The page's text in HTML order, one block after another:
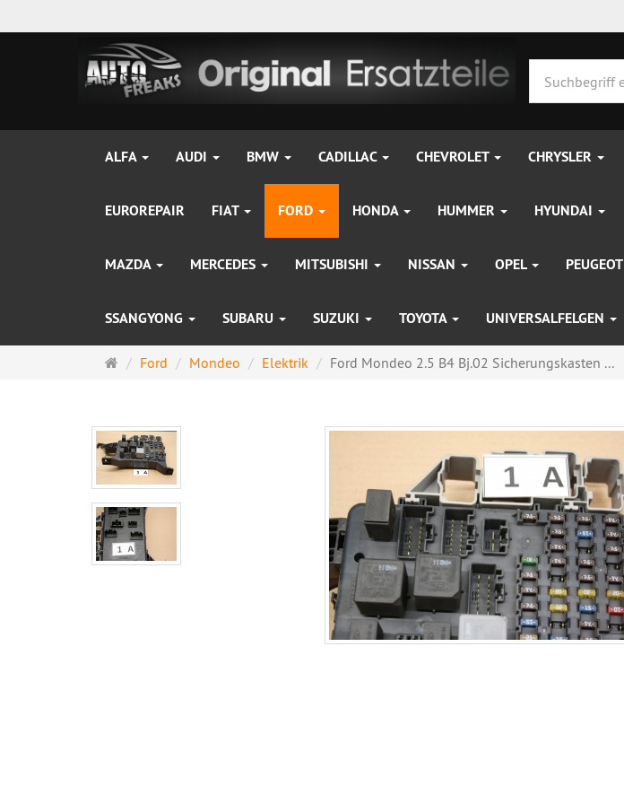
ALFA AUDI BMW CADILLAC CHEVROLET CHRYSLER
EUROREPAIR FIAT FORD HONDA HUMMER HYUNDAI
MAZDA MERCEDES MITSUBISHI NISSAN OPEL PEUGEOT
SSANGYONG SUBARU SUZUKI TOYOTA UNIVERSALFELGEN
Startseite
Ford Mondeo Elektrik Ford Mondeo 2.5 B4 Bj.02 Sicherungskasten ...